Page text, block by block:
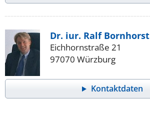
Dr. iur. Ralf Bornhorst
Eichhornstraße 21
97070 Würzburg
Kontaktdaten